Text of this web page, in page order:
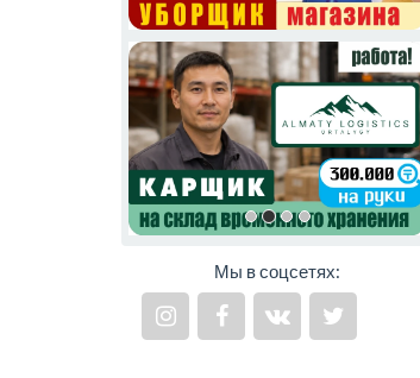
Мы в соцсетях: